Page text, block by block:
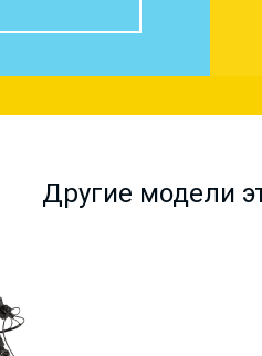
Другие модели